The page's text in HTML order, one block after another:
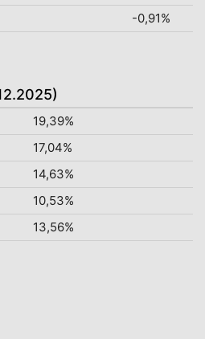
-0,91%
19,39%
17,04%
14,63%
10,53%
13,56%